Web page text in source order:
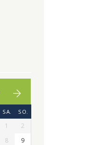
SA. SO.
1
2
8
9